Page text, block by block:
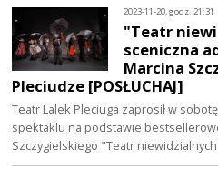
2023-11-20, godz. 21:31
"Teatr
sceniczna
Marcina
Pleciudze [POSŁUCHAJ]
Teatr Lalek Pleciuga zaprosił w
spektaklu na podstawie
Szczygielskiego "Teatr